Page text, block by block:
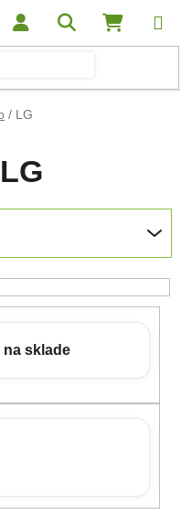
Hľadať
/ LG
sklade